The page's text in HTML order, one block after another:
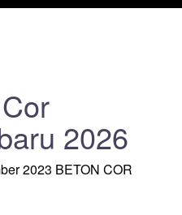
2026
2023 BETON COR